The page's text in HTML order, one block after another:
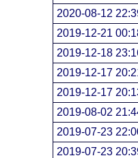
2020-08-12
2019-12-21
2019-12-18
2019-12-17
2019-12-17
2019-08-02
2019-07-23
2019-07-23